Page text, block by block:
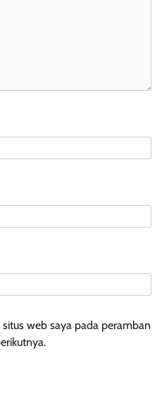
web saya pada peramban